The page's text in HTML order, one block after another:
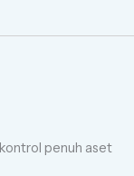
penuh aset